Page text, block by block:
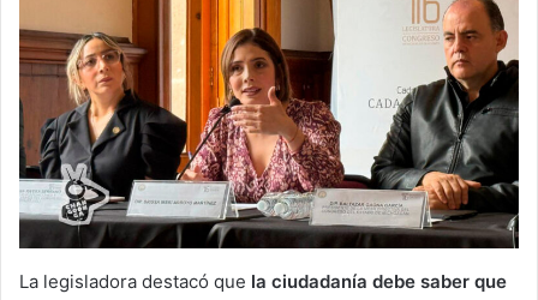
La legisladora destacó que la ciudadanía debe saber que